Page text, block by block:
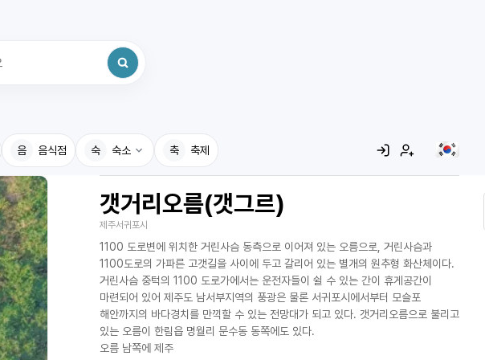
음 음식점 숙 숙소
국내맛집
고수의레시피
음식용어사전
축 축제
갯거리오름(갯그르)
제주서귀포시
1100 도로변에 위치한 거린사슴 동측으로 이어져 있는 오름으로, 거린사슴과
1100도로의 가파른 고갯길을 사이에 두고 갈리어 있는 별개의 원추형 화산체이다.
거린사슴 중턱의 1100 도로가에서는 운전자들이 쉴 수 있는 간이 휴게공간이
마련되어 있어 제주도 남서부지역의 풍광은 물론 서귀포시에서부터 모슬포
해안까지의 바다경치를 만끽할 수 있는 전망대가 되고 있다. 갯거리오름으로 불리고
있는 오름이 한림읍 명월리 문수동 동쪽에도 있다.
오름 남쪽에 제주